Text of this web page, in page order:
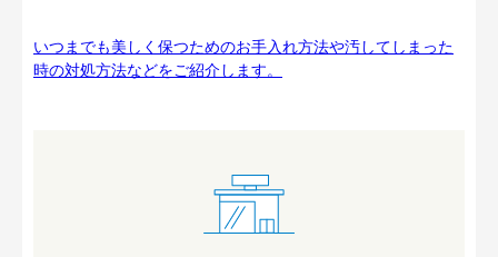
いつまでも美しく保つためのお手入れ方法や汚してしまった
時の対処方法などをご紹介します。